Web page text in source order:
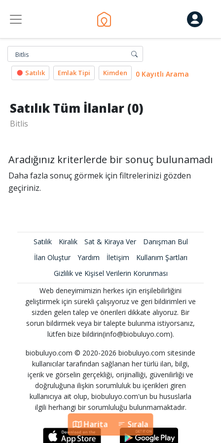
Bitlis
Satılık Emlak Tipi Kimden 0 Kayıtlı Arama
Harita Sırala
Harita
Satılık Tüm İlanlar (0)
Bitlis
Aradığınız kriterlerde bir sonuç bulunamadı
Daha fazla sonuç görmek için filtrelerinizi gözden
geçiriniz.
Satılık Kiralık Sat & Kiraya Ver
Danışman Bul
İlan Oluştur
Yardım İletişim
Kullanım Şartları
Gizlilik ve Kişisel Verilerin Korunması
Web deneyimimizin herkes için erişilebilirliğini
geliştirmek için sürekli çalışıyoruz ve geri bildirimleri ve
sizden gelen talep ve önerileri dikkate alıyoruz. Bir
sorun bildirmek veya bir talepte bulunma istiyorsanız,
lütfen bize bildirin(info@biobuluyo.com).
biobuluyo.com © 2020-2026 biobuluyo.com sitesinde
kullanıcılar tarafından sağlanan her türlü ilan, bilgi,
içerik ve görselin gerçekliği, orijinalliği, güvenilirliği ve
doğruluğuna ilişkin sorumluluk bu içerikleri giren
kullanıcıya ait olup, biobuluyo.com'un bu hususlarla
ilgili herhangi bir sorumluluğu bulunmamaktadır.